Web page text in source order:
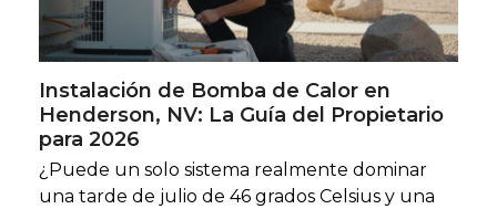
Instalación de Bomba de Calor en
Henderson, NV: La Guía del Propietario
para 2026
¿Puede un solo sistema realmente dominar
una tarde de julio de 46 grados Celsius y una